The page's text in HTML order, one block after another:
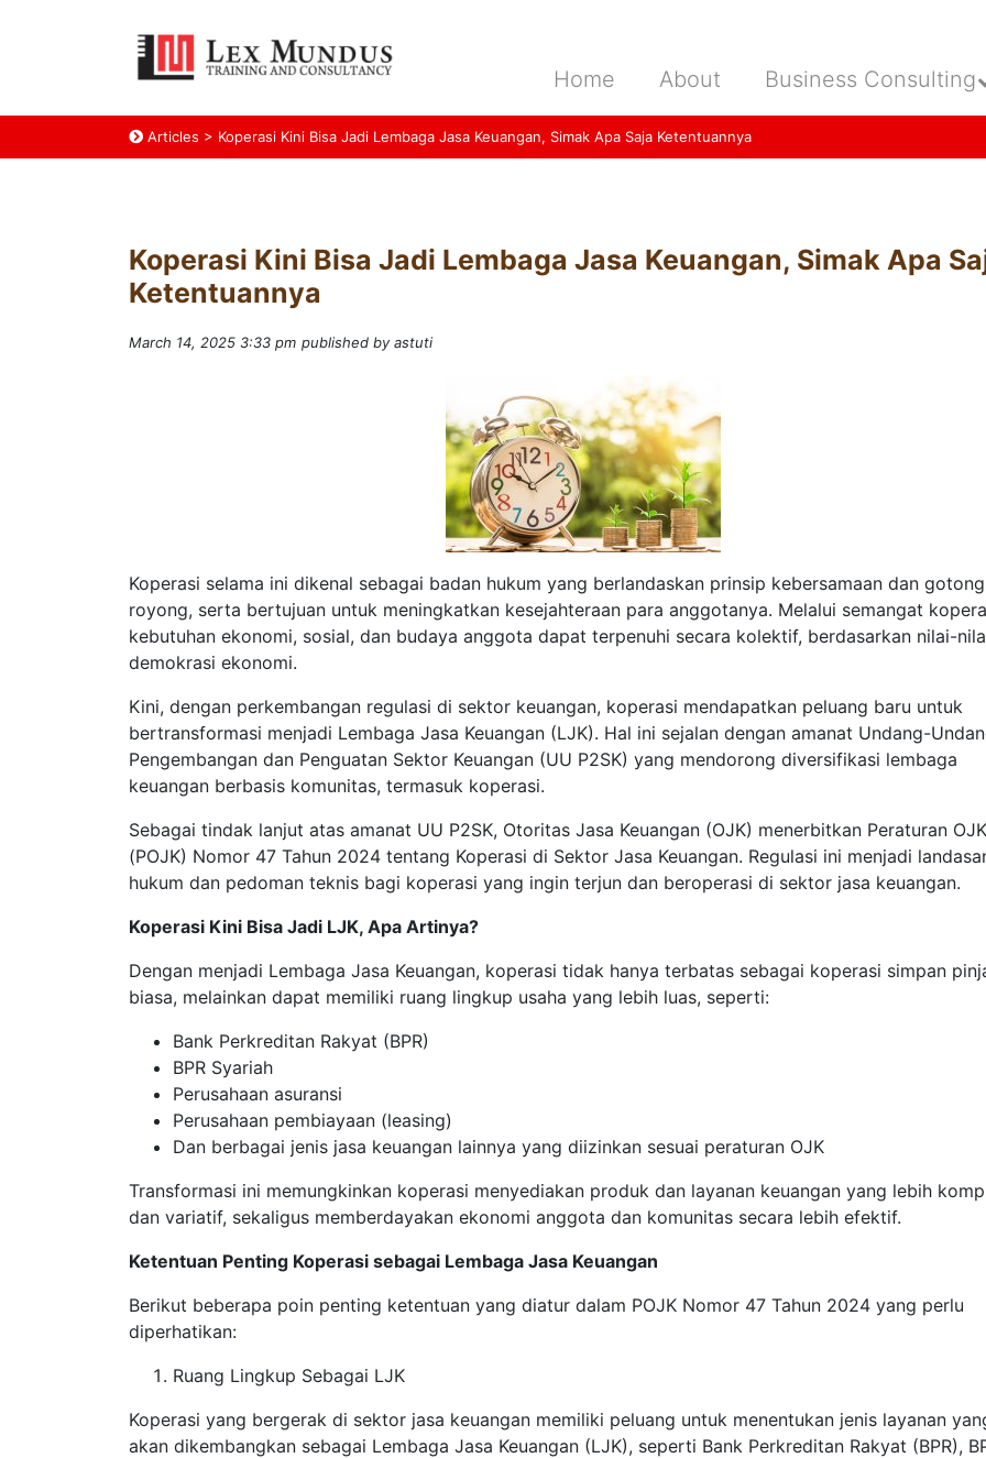
Home About Business Consulting
Articles > Koperasi Kini Bisa Jadi Lembaga Jasa Keuangan, Simak Apa Saja Ketentuannya
Koperasi Kini Bisa Jadi Lembaga Jasa Keuangan, Simak Apa
Ketentuannya
March 14, 2025 3:33 pm published by astuti
Koperasi selama ini dikenal sebagai badan hukum yang berlandaskan prinsip kebersamaan dan gotong
royong, serta bertujuan untuk meningkatkan kesejahteraan para anggotanya. Melalui semangat
kebutuhan ekonomi, sosial, dan budaya anggota dapat terpenuhi secara kolektif, berdasarkan nilai-
demokrasi ekonomi.
Kini, dengan perkembangan regulasi di sektor keuangan, koperasi mendapatkan peluang baru untuk
bertransformasi menjadi Lembaga Jasa Keuangan (LJK). Hal ini sejalan dengan amanat Undang-
Pengembangan dan Penguatan Sektor Keuangan (UU P2SK) yang mendorong diversifikasi lembaga
keuangan berbasis komunitas, termasuk koperasi.
Sebagai tindak lanjut atas amanat UU P2SK, Otoritas Jasa Keuangan (OJK) menerbitkan Peraturan OJK
(POJK) Nomor 47 Tahun 2024 tentang Koperasi di Sektor Jasa Keuangan. Regulasi ini menjadi
hukum dan pedoman teknis bagi koperasi yang ingin terjun dan beroperasi di sektor jasa keuangan.
Koperasi Kini Bisa Jadi LJK, Apa Artinya?
Dengan menjadi Lembaga Jasa Keuangan, koperasi tidak hanya terbatas sebagai koperasi simpan
biasa, melainkan dapat memiliki ruang lingkup usaha yang lebih luas, seperti:
Bank Perkreditan Rakyat (BPR)
BPR Syariah
Perusahaan asuransi
Perusahaan pembiayaan (leasing)
Dan berbagai jenis jasa keuangan lainnya yang diizinkan sesuai peraturan OJK
Transformasi ini memungkinkan koperasi menyediakan produk dan layanan keuangan yang lebih
dan variatif, sekaligus memberdayakan ekonomi anggota dan komunitas secara lebih efektif.
Ketentuan Penting Koperasi sebagai Lembaga Jasa Keuangan
Berikut beberapa poin penting ketentuan yang diatur dalam POJK Nomor 47 Tahun 2024 yang perlu
diperhatikan:
Ruang Lingkup Sebagai LJK
Koperasi yang bergerak di sektor jasa keuangan memiliki peluang untuk menentukan jenis layanan
akan dikembangkan sebagai Lembaga Jasa Keuangan (LJK), seperti Bank Perkreditan Rakyat (BPR),